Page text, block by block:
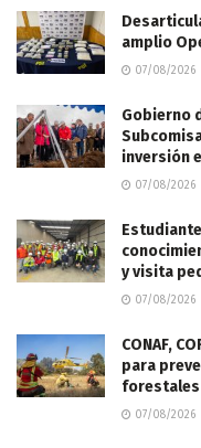
amplio
07/08/2026
Gobierno
inversión
07/08/2026
y visita
07/08/2026
CONAF,
para
forestales
07/08/2026